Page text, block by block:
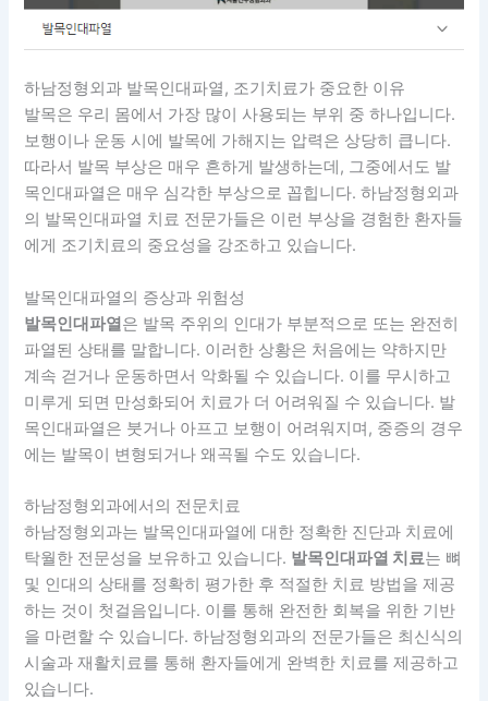
하남정형외과 발목인대파열, 조기치료가 중요한 이유
발목은 우리 몸에서 가장 많이 사용되는 부위 중 하나입니다.
보행이나 운동 시에 발목에 가해지는 압력은 상당히 큽니다.
따라서 발목 부상은 매우 흔하게 발생하는데, 그중에서도 발
목인대파열은 매우 심각한 부상으로 꼽힙니다. 하남정형외과
의 발목인대파열 치료 전문가들은 이런 부상을 경험한 환자들
에게 조기치료의 중요성을 강조하고 있습니다.
발목인대파열의 증상과 위험성
발목인대파열 은 발목 주위의 인대가 부분적으로 또는 완전히
파열된 상태를 말합니다. 이러한 상황은 처음에는 약하지만
계속 걷거나 운동하면서 악화될 수 있습니다. 이를 무시하고
미루게 되면 만성화되어 치료가 더 어려워질 수 있습니다. 발
목인대파열은 붓거나 아프고 보행이 어려워지며, 중증의 경우
에는 발목이 변형되거나 왜곡될 수도 있습니다.
하남정형외과에서의 전문치료
하남정형외과는 발목인대파열에 대한 정확한 진단과 치료에
탁월한 전문성을 보유하고 있습니다. 발목인대파열 치료는 뼈
및 인대의 상태를 정확히 평가한 후 적절한 치료 방법을 제공
하는 것이 첫걸음입니다. 이를 통해 완전한 회복을 위한 기반
을 마련할 수 있습니다. 하남정형외과의 전문가들은 최신식의
시술과 재활치료를 통해 환자들에게 완벽한 치료를 제공하고
있습니다.